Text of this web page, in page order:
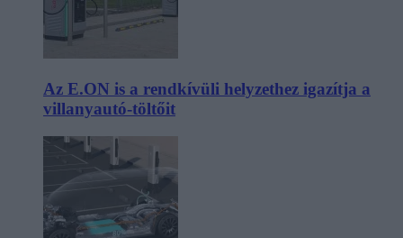
Az E.ON is a rendkívüli helyzethez igazítja a
villanyautó-töltőit